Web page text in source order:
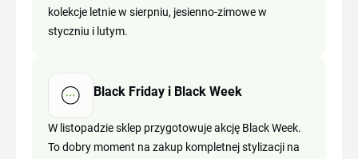
kolekcje letnie w sierpniu, jesienno-zimowe w
styczniu i lutym.
Black Friday i Black Week
W listopadzie sklep przygotowuje akcję Black Week.
To dobry moment na zakup kompletnej stylizacji na